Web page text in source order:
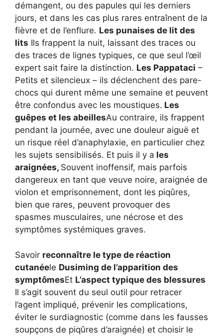
démangent, ou des papules qui les derniers
jours, et dans les cas plus rares entraînent de la
fièvre et de l’enflure. Les punaises de lit des
lits Ils frappent la nuit, laissant des traces ou
des traces de lignes typiques, ce que seul l’œil
expert sait faire la distinction. Les Pappataci –
Petits et silencieux – ils déclenchent des pare-
chocs qui durent même une semaine et peuvent
être confondus avec les moustiques. Les
guêpes et les abeillesAu contraire, ils frappent
pendant la journée, avec une douleur aiguë et
un risque réel d’anaphylaxie, en particulier chez
les sujets sensibilisés. Et puis il y a les
araignées, Souvent inoffensif, mais parfois
dangereux en tant que veuve noire, araignée de
violon et emprisonnement, dont les piqûres,
bien que rares, peuvent provoquer des
spasmes musculaires, une nécrose et des
symptômes systémiques graves.
Savoir reconnaître le type de réaction
cutanéele Dusiming de l’apparition des
symptômesEt L’aspect typique des blessures
Il s’agit souvent du seul outil pour retracer
l’agent impliqué, prévenir les complications,
éviter le surdiagnostic (comme dans les fausses
soupçons de piqûres d’araignée) et choisir le